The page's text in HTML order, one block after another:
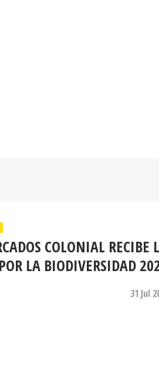
COLONIAL RECIBE
LA BIODIVERSIDAD
31 Jul